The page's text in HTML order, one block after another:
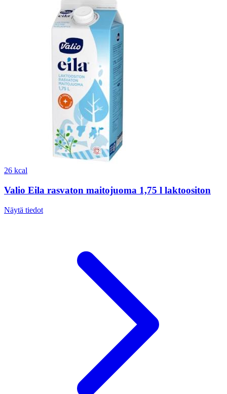
26 kcal
Valio Eila rasvaton maitojuoma 1,75 l laktoositon
Näytä tiedot